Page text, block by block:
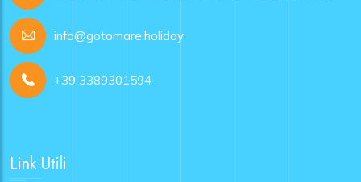
info@gotomare.holiday
+39 3389301594
Link Utili